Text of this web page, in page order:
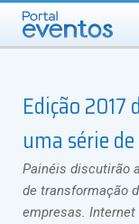
DOMINGO, 9 DE
Edição
uma série
Painéis discutirão
de transformação
empresas.